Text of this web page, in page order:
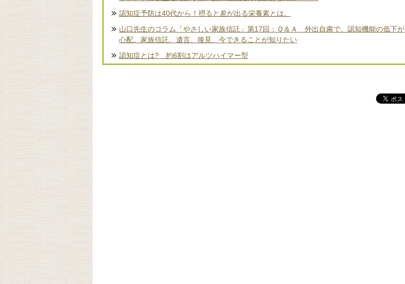
認知症予防は40代から！摂ると差が出る栄養素とは。
山口先生のコラム「やさしい家族信託」第17回：Ｑ＆Ａ 外出自粛で、認知機能の低下が
心配。家族信託、遺言、後見、今できることが知りたい
認知症とは? 約6割はアルツハイマー型